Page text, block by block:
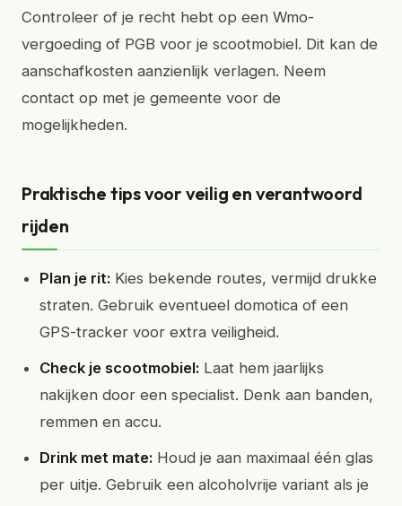
Controleer of je recht hebt op een Wmo-
vergoeding of PGB voor je scootmobiel. Dit kan de
aanschafkosten aanzienlijk verlagen. Neem
contact op met je gemeente voor de
mogelijkheden.
Praktische tips voor veilig en verantwoord
rijden
Plan je rit: Kies bekende routes, vermijd drukke
straten. Gebruik eventueel domotica of een
GPS-tracker voor extra veiligheid.
Check je scootmobiel: Laat hem jaarlijks
nakijken door een specialist. Denk aan banden,
remmen en accu.
Drink met mate: Houd je aan maximaal één glas
per uitje. Gebruik een alcoholvrije variant als je